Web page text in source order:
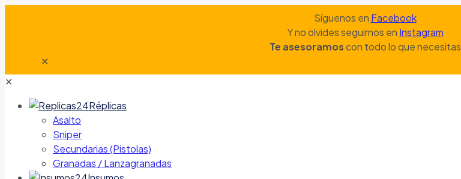
Síguenos en Facebook
Y no olvides seguirnos en Instagram
Te asesoramoscon todo lo que necesitas
✕
✕
Réplicas
Asalto
Sniper
Secundarias (Pistolas)
Granadas / Lanzagranadas